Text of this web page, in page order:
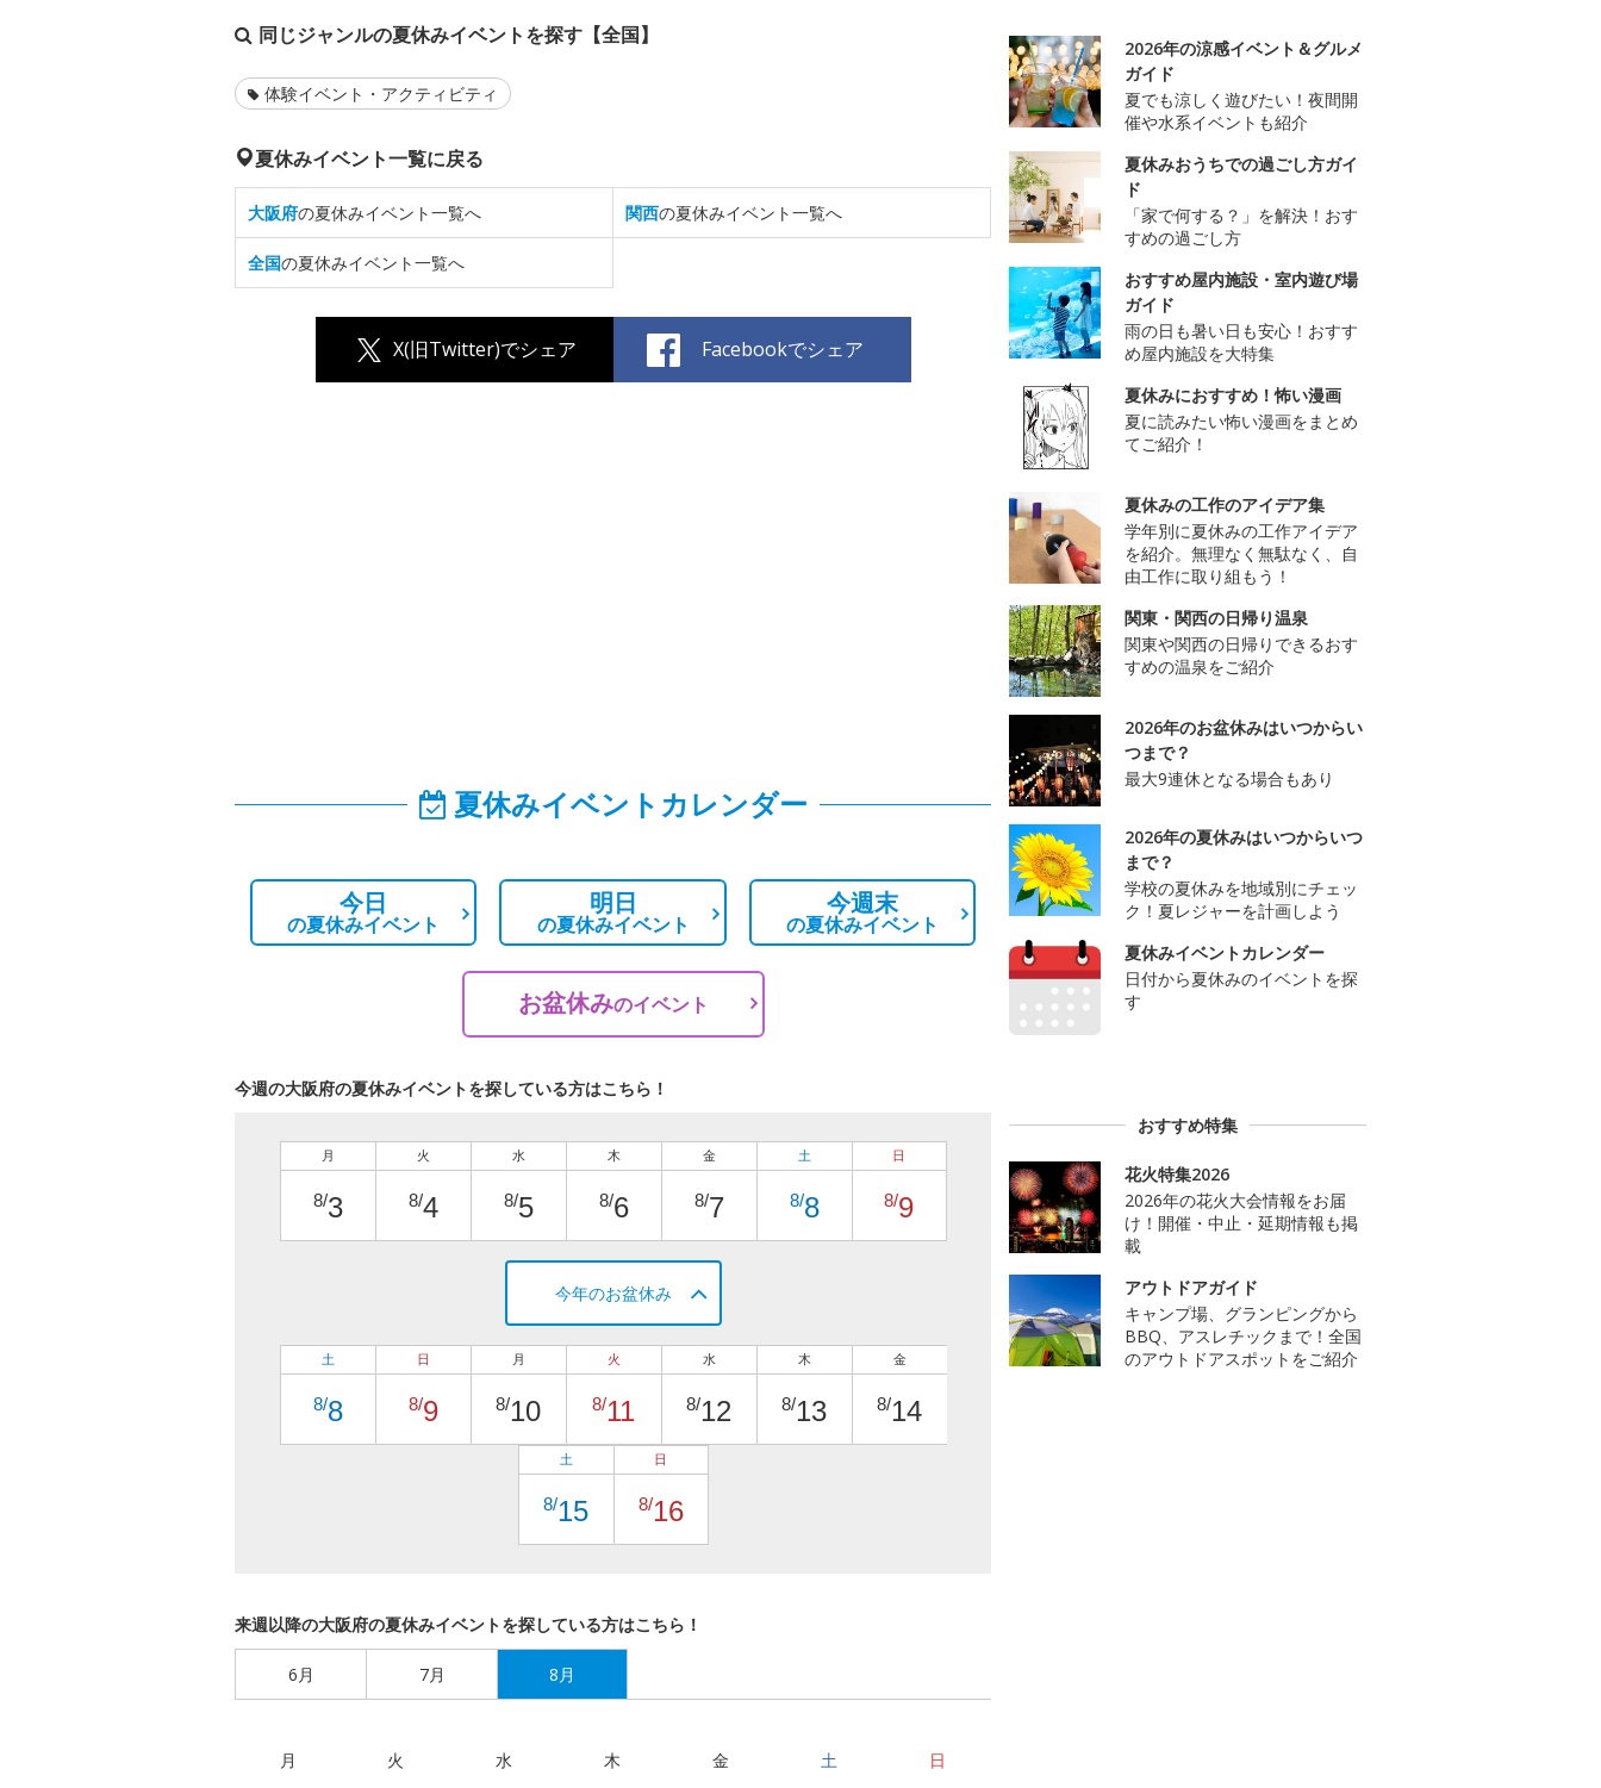
同じジャンルの夏休みイベントを探す【全国】
体験イベント・アクティビティ
夏休みイベント一覧に戻る
大阪府の夏休みイベント一覧へ 関西の夏休みイベント一覧へ
全国の夏休みイベント一覧へ
X(旧Twitter)でシェア Facebookでシェア
夏休みイベントカレンダー
今日
の夏休みイベント
明日
の夏休みイベント
今週末
の夏休みイベント
お盆休みのイベント
今週の大阪府の夏休みイベントを探している方はこちら！
月
8/3
火
8/4
水
8/5
木
8/6
金
8/7
土
8/8
日
8/9
今年のお盆休み
土
8/8
日
8/9
月
8/10
火
8/11
水
8/12
木
8/13
金
8/14
土
8/15
日
8/16
来週以降の大阪府の夏休みイベントを探している方はこちら！
6月 7月 8月
月 火 水 木 金 土 日
2026年の涼感イベント＆グルメ
ガイド
夏でも涼しく遊びたい！夜間開
催や水系イベントも紹介
夏休みおうちでの過ごし方ガイ
ド
「家で何する？」を解決！おす
すめの過ごし方
おすすめ屋内施設・室内遊び場
ガイド
雨の日も暑い日も安心！おすす
め屋内施設を大特集
夏休みにおすすめ！怖い漫画
夏に読みたい怖い漫画をまとめ
てご紹介！
夏休みの工作のアイデア集
学年別に夏休みの工作アイデア
を紹介。無理なく無駄なく、自
由工作に取り組もう！
関東・関西の日帰り温泉
関東や関西の日帰りできるおす
すめの温泉をご紹介
2026年のお盆休みはいつからい
つまで？
最大9連休となる場合もあり
2026年の夏休みはいつからいつ
まで？
学校の夏休みを地域別にチェッ
ク！夏レジャーを計画しよう
夏休みイベントカレンダー
日付から夏休みのイベントを探
す
おすすめ特集
花火特集2026
2026年の花火大会情報をお届
け！開催・中止・延期情報も掲
載
アウトドアガイド
キャンプ場、グランピングから
BBQ、アスレチックまで！全国
のアウトドアスポットをご紹介